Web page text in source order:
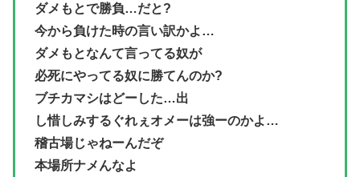
ダメもとで勝負…だと?
今から負けた時の言い訳かよ…
ダメもとなんて言ってる奴が
必死にやってる奴に勝てんのか?
ブチカマシはどーした…出
し惜しみするぐれぇオメーは強ーのかよ…
稽古場じゃねーんだぞ
本場所ナメんなよ